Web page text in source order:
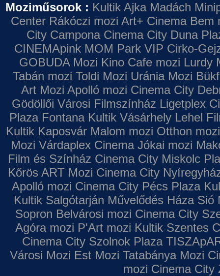
Moziműsorok : Kultik Ajka Madách
Center Rákóczi mozi Art+ Cinema Bem
City Campona Cinema City Duna
CINEMApink MOM Park VIP Cirko-
GOBUDA Mozi Kino Cafe mozi Lurdy
Tabán mozi Toldi Mozi Uránia Mozi
Art Mozi Apolló mozi Cinema City
Gödöllői Városi Filmszínház Ligetplex
Plaza Fontana Kultik Vásárhely Lehel
Kultik Kaposvár Malom mozi Otthon mozi
Mozi Várdaplex Cinema Jókai mozi
Film és Színház Cinema City Miskolc
Kőrös ART Mozi Cinema City
Apolló mozi Cinema City Pécs Plaza
Kultik Salgótarján Művelődés Háza Sió
Sopron Belvárosi mozi Cinema City
Agóra mozi P'Art mozi Kultik Szentes
Cinema City Szolnok Plaza
Városi Mozi Est Mozi Tatabánya Mozi
mozi Cinema City